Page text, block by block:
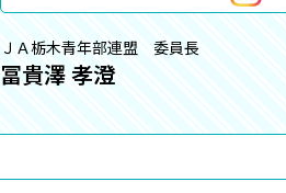
ＪＡ栃木青年部連盟 委員長
冨貴澤 孝澄